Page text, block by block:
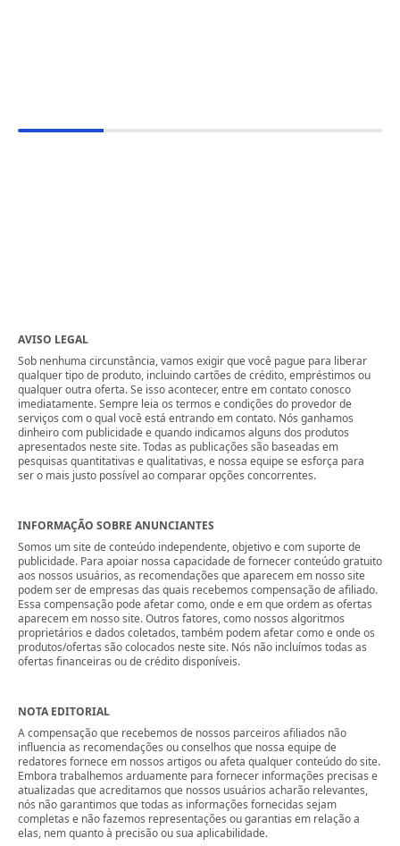
AVISO LEGAL
Sob nenhuma circunstância, vamos exigir que você pague para liberar
qualquer tipo de produto, incluindo cartões de crédito, empréstimos ou
qualquer outra oferta. Se isso acontecer, entre em contato conosco
imediatamente. Sempre leia os termos e condições do provedor de
serviços com o qual você está entrando em contato. Nós ganhamos
dinheiro com publicidade e quando indicamos alguns dos produtos
apresentados neste site. Todas as publicações são baseadas em
pesquisas quantitativas e qualitativas, e nossa equipe se esforça para
ser o mais justo possível ao comparar opções concorrentes.
INFORMAÇÃO SOBRE ANUNCIANTES
Somos um site de conteúdo independente, objetivo e com suporte de
publicidade. Para apoiar nossa capacidade de fornecer conteúdo gratuito
aos nossos usuários, as recomendações que aparecem em nosso site
podem ser de empresas das quais recebemos compensação de afiliado.
Essa compensação pode afetar como, onde e em que ordem as ofertas
aparecem em nosso site. Outros fatores, como nossos algoritmos
proprietários e dados coletados, também podem afetar como e onde os
produtos/ofertas são colocados neste site. Nós não incluímos todas as
ofertas financeiras ou de crédito disponíveis.
NOTA EDITORIAL
A compensação que recebemos de nossos parceiros afiliados não
influencia as recomendações ou conselhos que nossa equipe de
redatores fornece em nossos artigos ou afeta qualquer conteúdo do site.
Embora trabalhemos arduamente para fornecer informações precisas e
atualizadas que acreditamos que nossos usuários acharão relevantes,
nós não garantimos que todas as informações fornecidas sejam
completas e não fazemos representações ou garantias em relação a
elas, nem quanto à precisão ou sua aplicabilidade.